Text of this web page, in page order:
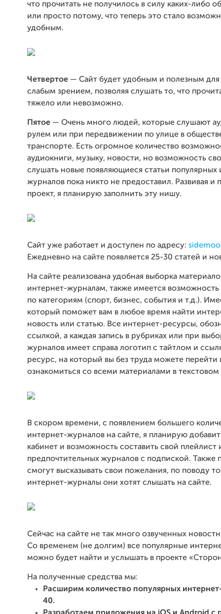
что прочитать не получилось в силу каких-либо
или просто потому, что теперь это стало
удобным.
Четвертое — Сайт будет удобным и полезным
слабым зрением, позволяя слушать то, что
тяжело или невозможно.
Пятое — Очень много людей, которые слушают
рулем или при передвижении по улице в
транспорте. Есть огромное количество
аудиокниги, музыку, новости, но возможность
слушать новые появляющиеся статьи популярных
журналов пока никто не предоставил. Развивая и
проект, я планирую заполнить эту нишу.
Сайт уже работает и доступен по адресу:
Ежедневно на сайте появляется 25-30 статей и
На сайте реализована удобная выборка
интернет-журналам, также имеется возможность
по категориям (спорт, бизнес, события и т.д.).
который поможет вам в любое время найти
новость или статью. Все интернет-ресурсы,
ссылкой, а каждая запись в рубриках или при
журналов имеет справа логотип с тайтлом и
ресурс, на который вы без труда можете перейти
ознакомиться со всеми материалами в текстовом
В скором времени, с появлением большего
интернет-журналов на сайте, я планирую
кабинет и возможность составить свой плейлист
предпочтительных журналов с подпиской. Также
смогут высказывать свои пожелания, по поводу
интернет-журналы они хотят слышать на сайте.
Сейчас на сайте не так много озвученных
Со временем (не долгим) все популярные
можно будет найти и услышать в проекте
На полученные средства мы:
Расширим количество популярных
40.